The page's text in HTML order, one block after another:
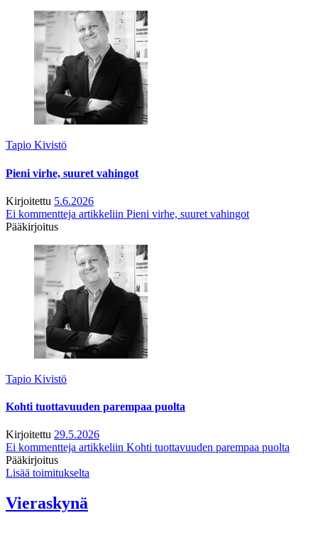
Tapio Kivistö
Pieni virhe, suuret vahingot
Kirjoitettu 5.6.2026
Ei kommentteja artikkeliin Pieni virhe, suuret vahingot
Pääkirjoitus
Tapio Kivistö
Kohti tuottavuuden parempaa puolta
Kirjoitettu 29.5.2026
Ei kommentteja artikkeliin Kohti tuottavuuden parempaa puolta
Pääkirjoitus
Lisää toimitukselta
Vieraskynä